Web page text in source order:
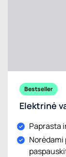
Bestseller
Elektrinė
Paprasta